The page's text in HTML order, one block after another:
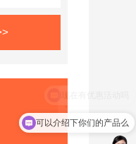
可以介绍下你们的产品么